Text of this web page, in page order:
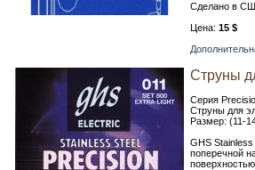
Сделано в
Цена: 15 $
Струны
Серия
Струны для
Размер: (11-
GHS
поперечной